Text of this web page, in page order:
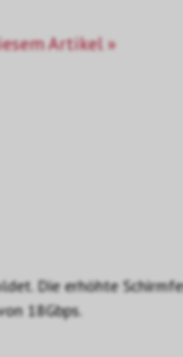
Artikel »
Die erhöhte
18Gbps.